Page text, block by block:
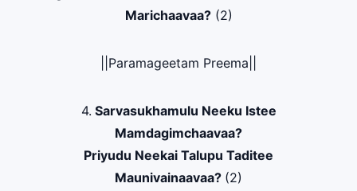
Marichaavaa?(2)
||Paramageetam Preema||
4. Sarvasukhamulu Neeku Istee
Mamdagimchaavaa?
Priyudu Neekai Talupu Taditee
Maunivainaavaa? (2)